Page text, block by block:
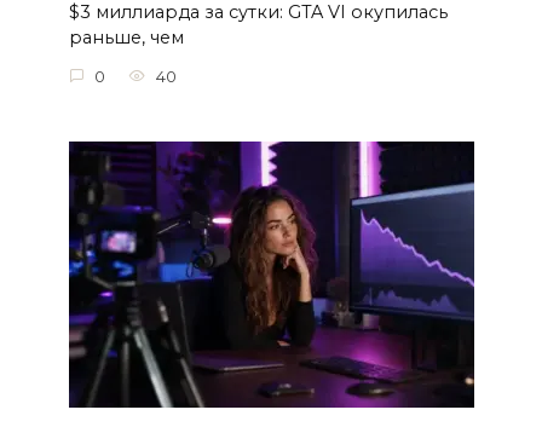
$3 миллиарда за сутки: GTA VI окупилась
раньше, чем
0 40